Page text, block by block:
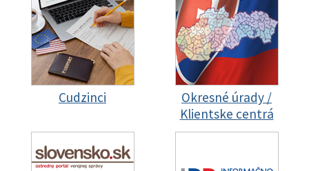
Cudzinci
Okresné úrady /
Klientske centrá